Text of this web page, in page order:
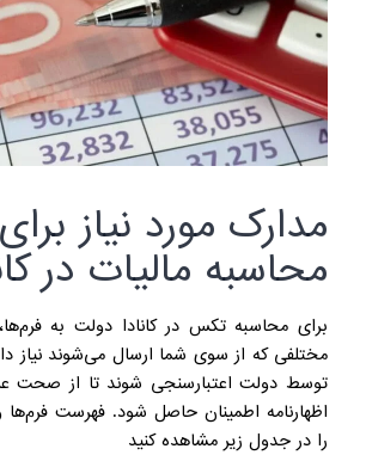
مدارک مورد نیاز برای
محاسبه مالیات در
برای محاسبه تکس در کانادا دولت به
مختلفی که از سوی شما ارسال می‌شوند نیاز
توسط دولت اعتبارسنجی شوند تا از صحت
اظهارنامه اطمینان حاصل شود. فهرست فرم‌ها
را در جدول زیر مشاهده کنید